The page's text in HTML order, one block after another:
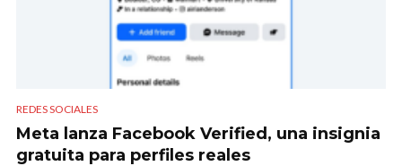
REDES SOCIALES
Meta lanza Facebook Verified, una insignia
gratuita para perfiles reales